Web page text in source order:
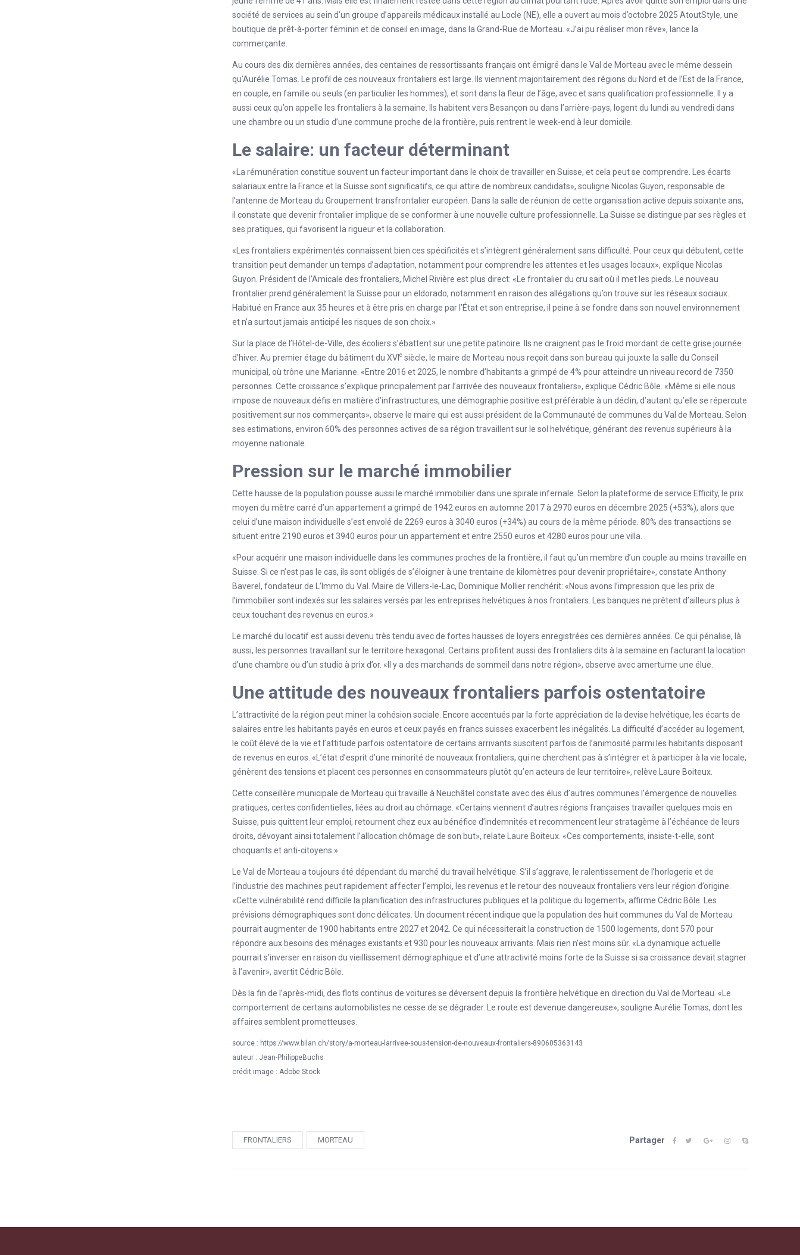
société de services au sein d’un groupe d’appareils médicaux installé au Locle (NE), elle a ouvert au mois d’octobre 2025 AtoutStyle, une
boutique de prêt-à-porter féminin et de conseil en image, dans la Grand-Rue de Morteau. «J’ai pu réaliser mon rêve», lance la
commerçante.
Au cours des dix dernières années, des centaines de ressortissants français ont émigré dans le Val de Morteau avec le même dessein
qu’Aurélie Tomas. Le profil de ces nouveaux frontaliers est large. Ils viennent majoritairement des régions du Nord et de l’Est de la France,
en couple, en famille ou seuls (en particulier les hommes), et sont dans la fleur de l’âge, avec et sans qualification professionnelle. Il y a
aussi ceux qu’on appelle les frontaliers à la semaine. Ils habitent vers Besançon ou dans l’arrière-pays, logent du lundi au vendredi dans
une chambre ou un studio d’une commune proche de la frontière, puis rentrent le week-end à leur domicile.
Le salaire: un facteur déterminant
«La rémunération constitue souvent un facteur important dans le choix de travailler en Suisse, et cela peut se comprendre. Les écarts
salariaux entre la France et la Suisse sont significatifs, ce qui attire de nombreux candidats», souligne Nicolas Guyon, responsable de
l’antenne de Morteau du Groupement transfrontalier européen . Dans la salle de réunion de cette organisation active depuis soixante ans,
il constate que devenir frontalier implique de se conformer à une nouvelle culture professionnelle. La Suisse se distingue par ses règles et
ses pratiques, qui favorisent la rigueur et la collaboration.
«Les frontaliers expérimentés connaissent bien ces spécificités et s’intègrent généralement sans difficulté. Pour ceux qui débutent, cette
transition peut demander un temps d’adaptation, notamment pour comprendre les attentes et les usages locaux», explique Nicolas
Guyon. Président de l’Amicale des frontaliers, Michel Rivière est plus direct: «Le frontalier du cru sait où il met les pieds. Le nouveau
frontalier prend généralement la Suisse pour un eldorado, notamment en raison des allégations qu’on trouve sur les réseaux sociaux.
Habitué en France aux 35 heures et à être pris en charge par l’État et son entreprise, il peine à se fondre dans son nouvel environnement
et n’a surtout jamais anticipé les risques de son choix.»
Sur la place de l’Hôtel-de-Ville, des écoliers s’ébattent sur une petite patinoire. Ils ne craignent pas le froid mordant de cette grise journée
d’hiver. Au premier étage du bâtiment du XVI esiècle, le maire de Morteau nous reçoit dans son bureau qui jouxte la salle du Conseil
municipal, où trône une Marianne. «Entre 2016 et 2025, le nombre d’habitants a grimpé de 4% pour atteindre un niveau record de 7350
personnes. Cette croissance s’explique principalement par l’arrivée des nouveaux frontaliers», explique Cédric Bôle. «Même si elle nous
impose de nouveaux défis en matière d’infrastructures, une démographie positive est préférable à un déclin, d’autant qu’elle se répercute
positivement sur nos commerçants», observe le maire qui est aussi président de la Communauté de communes du Val de Morteau. Selon
ses estimations, environ 60% des personnes actives de sa région travaillent sur le sol helvétique, générant des revenus supérieurs à la
moyenne nationale.
Pression sur le marché immobilier
Cette hausse de la population pousse aussi le marché immobilier dans une spirale infernale. Selon la plateforme de service Efficity, le prix
moyen du mètre carré d’un appartement a grimpé de 1942 euros en automne 2017 à 2970 euros en décembre 2025 (+53%), alors que
celui d’une maison individuelle s’est envolé de 2269 euros à 3040 euros (+34%) au cours de la même période. 80% des transactions se
situent entre 2190 euros et 3940 euros pour un appartement et entre 2550 euros et 4280 euros pour une villa.
«Pour acquérir une maison individuelle dans les communes proches de la frontière, il faut qu’un membre d’un couple au moins travaille en
Suisse. Si ce n’est pas le cas, ils sont obligés de s’éloigner à une trentaine de kilomètres pour devenir propriétaire», constate Anthony
Baverel, fondateur de L’Immo du Val. Maire de Villers-le-Lac, Dominique Mollier renchérit: «Nous avons l’impression que les prix de
l’immobilier sont indexés sur les salaires versés par les entreprises helvétiques à nos frontaliers. Les banques ne prêtent d’ailleurs plus à
ceux touchant des revenus en euros.»
Le marché du locatif est aussi devenu très tendu avec de fortes hausses de loyers enregistrées ces dernières années. Ce qui pénalise, là
aussi, les personnes travaillant sur le territoire hexagonal. Certains profitent aussi des frontaliers dits à la semaine en facturant la location
d’une chambre ou d’un studio à prix d’or. «Il y a des marchands de sommeil dans notre région», observe avec amertume une élue.
Une attitude des nouveaux frontaliers parfois ostentatoire
L’attractivité de la région peut miner la cohésion sociale. Encore accentués par la forte appréciation de la devise helvétique, les écarts de
salaires entre les habitants payés en euros et ceux payés en francs suisses exacerbent les inégalités. La difficulté d’accéder au logement,
le coût élevé de la vie et l’attitude parfois ostentatoire de certains arrivants suscitent parfois de l’animosité parmi les habitants disposant
de revenus en euros. «L’état d’esprit d’une minorité de nouveaux frontaliers, qui ne cherchent pas à s’intégrer et à participer à la vie locale,
génèrent des tensions et placent ces personnes en consommateurs plutôt qu’en acteurs de leur territoire», relève Laure Boiteux.
Cette conseillère municipale de Morteau qui travaille à Neuchâtel constate avec des élus d’autres communes l’émergence de nouvelles
pratiques, certes confidentielles, liées au droit au chômage. «Certains viennent d’autres régions françaises travailler quelques mois en
Suisse, puis quittent leur emploi, retournent chez eux au bénéfice d’indemnités et recommencent leur stratagème à l’échéance de leurs
droits, dévoyant ainsi totalement l’allocation chômage de son but», relate Laure Boiteux. «Ces comportements, insiste-t-elle, sont
choquants et anti-citoyens.»
Le Val de Morteau a toujours été dépendant du marché du travail helvétique. S’il s’aggrave, le ralentissement de l’horlogerie et de
l’industrie des machines peut rapidement affecter l’emploi, les revenus et le retour des nouveaux frontaliers vers leur région d’origine.
«Cette vulnérabilité rend difficile la planification des infrastructures publiques et la politique du logement», affirme Cédric Bôle. Les
prévisions démographiques sont donc délicates. Un document récent indique que la population des huit communes du Val de Morteau
pourrait augmenter de 1900 habitants entre 2027 et 2042. Ce qui nécessiterait la construction de 1500 logements, dont 570 pour
répondre aux besoins des ménages existants et 930 pour les nouveaux arrivants. Mais rien n’est moins sûr. «La dynamique actuelle
pourrait s’inverser en raison du vieillissement démographique et d’une attractivité moins forte de la Suisse si sa croissance devait stagner
à l’avenir», avertit Cédric Bôle.
Dès la fin de l’après-midi, des flots continus de voitures se déversent depuis la frontière helvétique en direction du Val de Morteau. «Le
comportement de certains automobilistes ne cesse de se dégrader. Le route est devenue dangereuse», souligne Aurélie Tomas, dont les
affaires semblent prometteuses.
source : https://www.bilan.ch/story/a-morteau-larrivee-sous-tension-de-nouveaux-frontaliers-890605363143
auteur : Jean-PhilippeBuchs
crédit image : Adobe Stock
FRONTALIERS MORTEAU Partager